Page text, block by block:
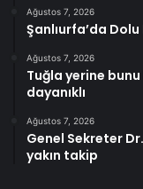
Ağustos 7, 2026
Şanlıurfa’da
Ağustos 7, 2026
Tuğla yerine
dayanıklı
Ağustos 7, 2026
Genel Sekreter
yakın takip